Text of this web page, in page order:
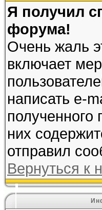
Я получил
форума!
Очень жаль
включает
написать e-
полученного
них
отправил
Вернуться к